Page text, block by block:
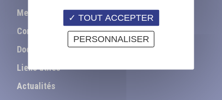
Mentions légales
Contact
Documentation
Liens utiles
Actualités
TOUT ACCEPTER
PERSONNALISER